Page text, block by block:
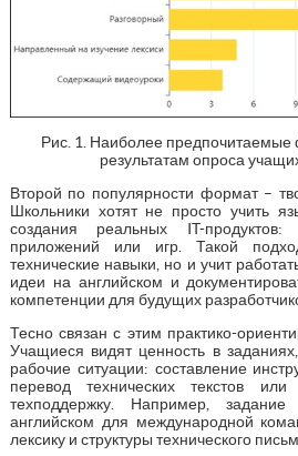
Рис. 1. Наиболее
результатам опроса
Второй по популярности формат –
Школьники хотят не просто учить
создания реальных IT-продуктов:
приложений или игр. Такой
технические навыки, но и учит
идеи на английском и
компетенции для будущих
Тесно связан с этим практико-
Учащиеся видят ценность в
рабочие ситуации: составление
перевод технических текстов
техподдержку. Например,
английском для международной
лексику и структуры технического